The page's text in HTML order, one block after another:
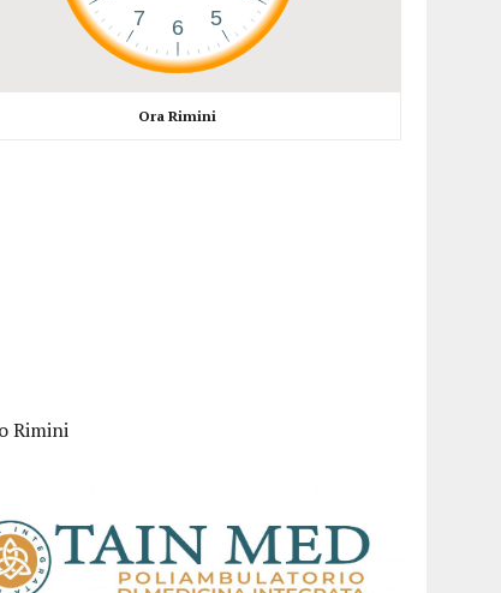
Ora Rimini
Rimini